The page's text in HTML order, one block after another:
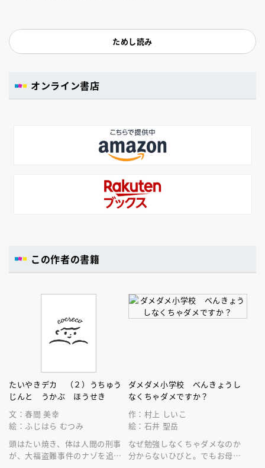
ためし読み
オンライン書店
この作者の書籍
たいやきデカ （２）うちゅう
じんと うかぶ ほうせき
文：春間 美幸
絵：ふじはら むつみ
頭はたい焼き、体は人間の刑事
が、大福盗難事件のナゾを追
ダメダメ小学校 べんきょうし
なくちゃダメですか？
作：村上 しいこ
絵：石井 聖岳
なぜ勉強しなくちゃダメなのか
分からないひびと。でもお母さ